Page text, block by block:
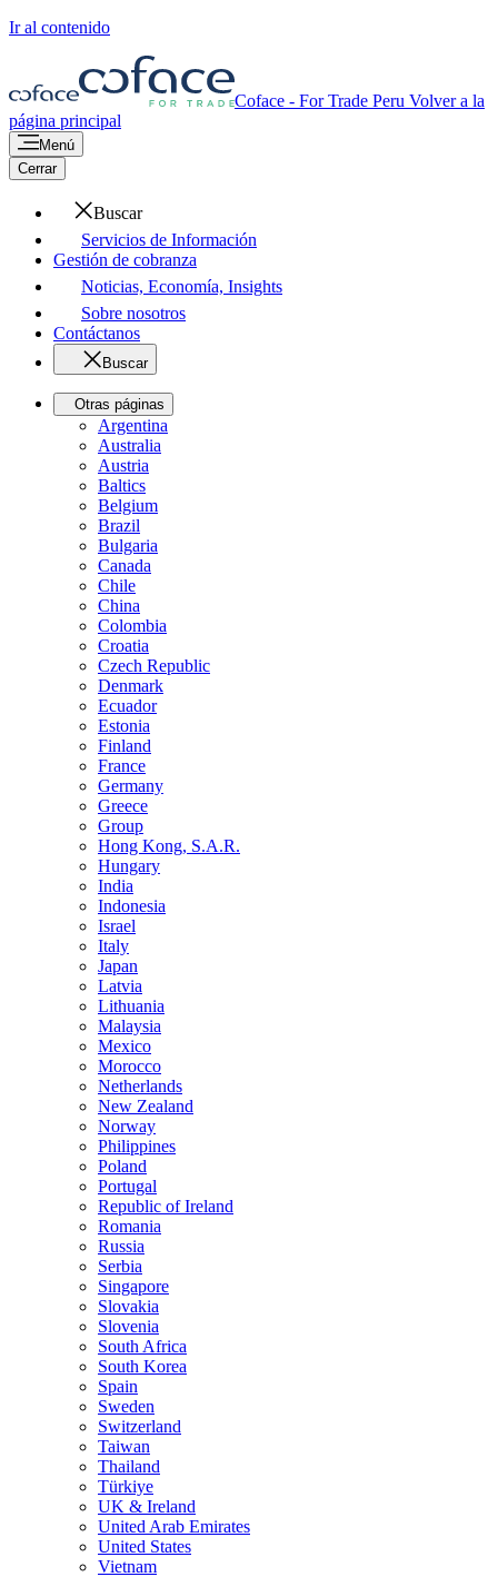
Ir al contenido
Coface - For Trade Peru Volver a la
página principal
Menú
Cerrar
Buscar
Servicios de Información
Gestión de cobranza
Noticias, Economía, Insights
Sobre nosotros
Contáctanos
Buscar
Otras páginas
Argentina
Australia
Austria
Baltics
Belgium
Brazil
Bulgaria
Canada
Chile
China
Colombia
Croatia
Czech Republic
Denmark
Ecuador
Estonia
Finland
France
Germany
Greece
Group
Hong Kong, S.A.R.
Hungary
India
Indonesia
Israel
Italy
Japan
Latvia
Lithuania
Malaysia
Mexico
Morocco
Netherlands
New Zealand
Norway
Philippines
Poland
Portugal
Republic of Ireland
Romania
Russia
Serbia
Singapore
Slovakia
Slovenia
South Africa
South Korea
Spain
Sweden
Switzerland
Taiwan
Thailand
Türkiye
UK & Ireland
United Arab Emirates
United States
Vietnam